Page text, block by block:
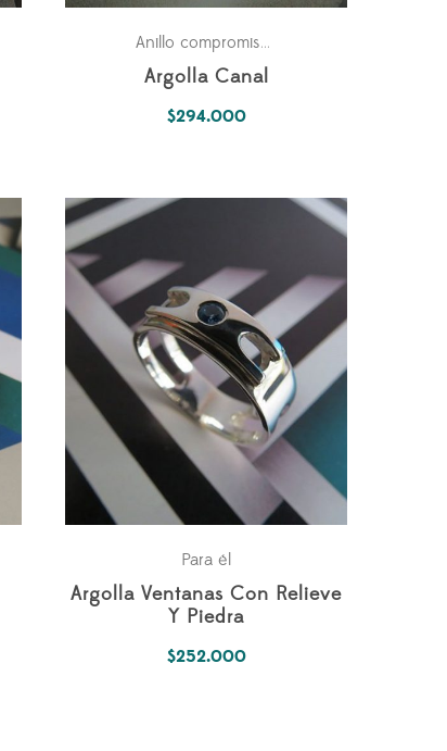
Anillo compromiso
Argolla Canal
$294.000
Para él
Argolla Ventanas Con Relieve
Y Piedra
$252.000